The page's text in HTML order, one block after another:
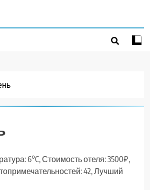
6°C, Стоимость отеля: 3500₽,
42, Лучший